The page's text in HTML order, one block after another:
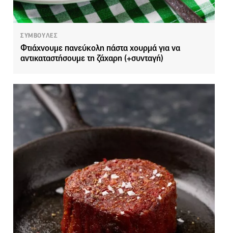
ΣΥΜΒΟΥΛΕΣ
Φτιάχνουμε πανεύκολη πάστα χουρμά για να
αντικαταστήσουμε τη ζάχαρη (+συνταγή)